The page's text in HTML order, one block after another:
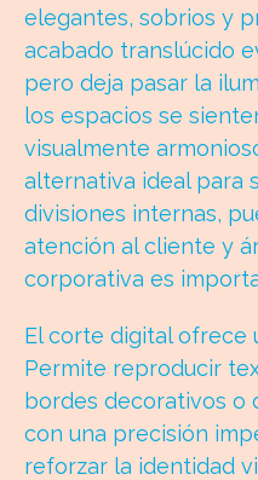
elegantes, sobrios y
acabado translúcido
pero deja pasar la
los espacios se
visualmente
alternativa ideal para
divisiones internas,
atención al cliente y
corporativa es
El corte digital ofrece
Permite reproducir
bordes decorativos o
con una precisión
reforzar la identidad